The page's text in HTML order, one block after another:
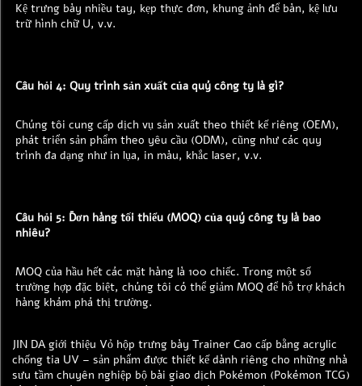
Kệ trưng bày nhiều tay, kẹp thực đơn, khung ảnh để bàn, kệ lưu
trữ hình chữ U, v.v.
Câu hỏi 4: Quy trình sản xuất của quý công ty là gì?
Chúng tôi cung cấp dịch vụ sản xuất theo thiết kế riêng (OEM),
phát triển sản phẩm theo yêu cầu (ODM), cũng như các quy
trình đa dạng như in lụa, in màu, khắc laser, v.v.
Câu hỏi 5: Đơn hàng tối thiểu (MOQ) của quý công ty là bao
nhiêu?
MOQ của hầu hết các mặt hàng là 100 chiếc. Trong một số
trường hợp đặc biệt, chúng tôi có thể giảm MOQ để hỗ trợ khách
hàng khám phá thị trường.
JIN DA giới thiệu Vỏ hộp trưng bày Trainer Cao cấp bằng acrylic
chống tia UV – sản phẩm được thiết kế dành riêng cho những nhà
sưu tầm chuyên nghiệp bộ bài giao dịch Pokémon (Pokémon TCG)